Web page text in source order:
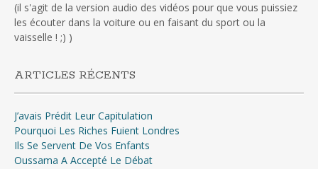
(il s'agit de la version audio des vidéos pour que vous puissiez
les écouter dans la voiture ou en faisant du sport ou la
vaisselle ! ;) )
ARTICLES RÉCENTS
J’avais Prédit Leur Capitulation
Pourquoi Les Riches Fuient Londres
Ils Se Servent De Vos Enfants
Oussama A Accepté Le Débat